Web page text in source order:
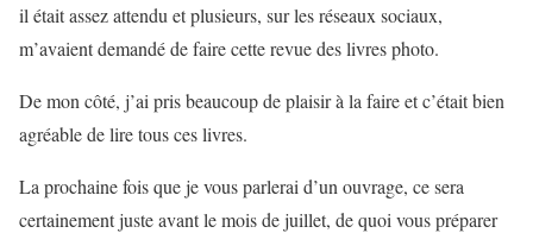
il était assez attendu et plusieurs, sur les réseaux sociaux,
m’avaient demandé de faire cette revue des livres photo.
De mon côté, j’ai pris beaucoup de plaisir à la faire et c’était bien
agréable de lire tous ces livres.
La prochaine fois que je vous parlerai d’un ouvrage, ce sera
certainement juste avant le mois de juillet, de quoi vous préparer